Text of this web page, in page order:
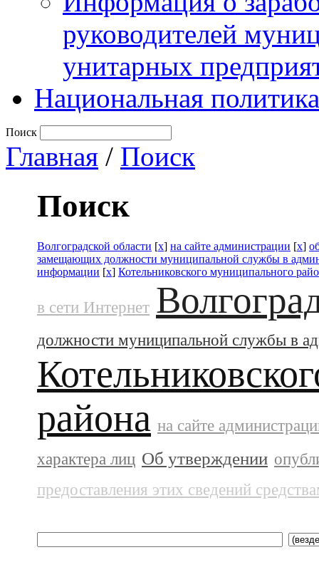
руководителей
унитарных
Национальная политика
Поиск
Главная / Поиск
Поиск
Волгоградской области [x] на сайте администрации [x]
замещающих должности муниципальной службы в
информации [x] Котельниковского муниципального
в сети Интернет
должности муниципальной службы в
района на сайте
характера лиц Об утверждении
предоставления этих сведений